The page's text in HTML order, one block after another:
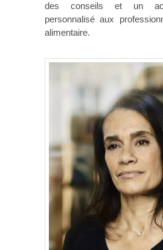
des conseils et un
personnalisé aux
alimentaire.